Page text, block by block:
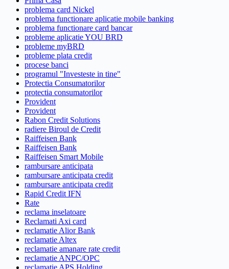
problema card Nickel
problema functionare aplicatie mobile banking
problema functionare card bancar
probleme aplicatie YOU BRD
probleme myBRD
probleme plata credit
procese banci
programul "Investeste in tine"
Protectia Consumatorilor
protectia consumatorilor
Provident
Provident
Rabon Credit Solutions
radiere Biroul de Credit
Raiffeisen Bank
Raiffeisen Bank
Raiffeisen Smart Mobile
rambursare anticipata
rambursare anticipata credit
rambursare anticipata credit
Rapid Credit IFN
Rate
reclama inselatoare
Reclamati Axi card
reclamatie Alior Bank
reclamatie Altex
reclamatie amanare rate credit
reclamatie ANPC/OPC